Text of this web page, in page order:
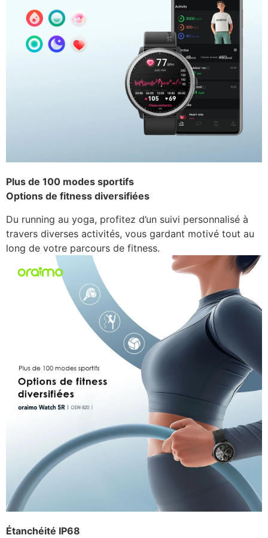
Plus de 100 modes sportifs
Options de fitness diversifiées
Du running au yoga, profitez d’un suivi personnalisé à
travers diverses activités, vous gardant motivé tout au
long de votre parcours de fitness.
Étanchéité IP68